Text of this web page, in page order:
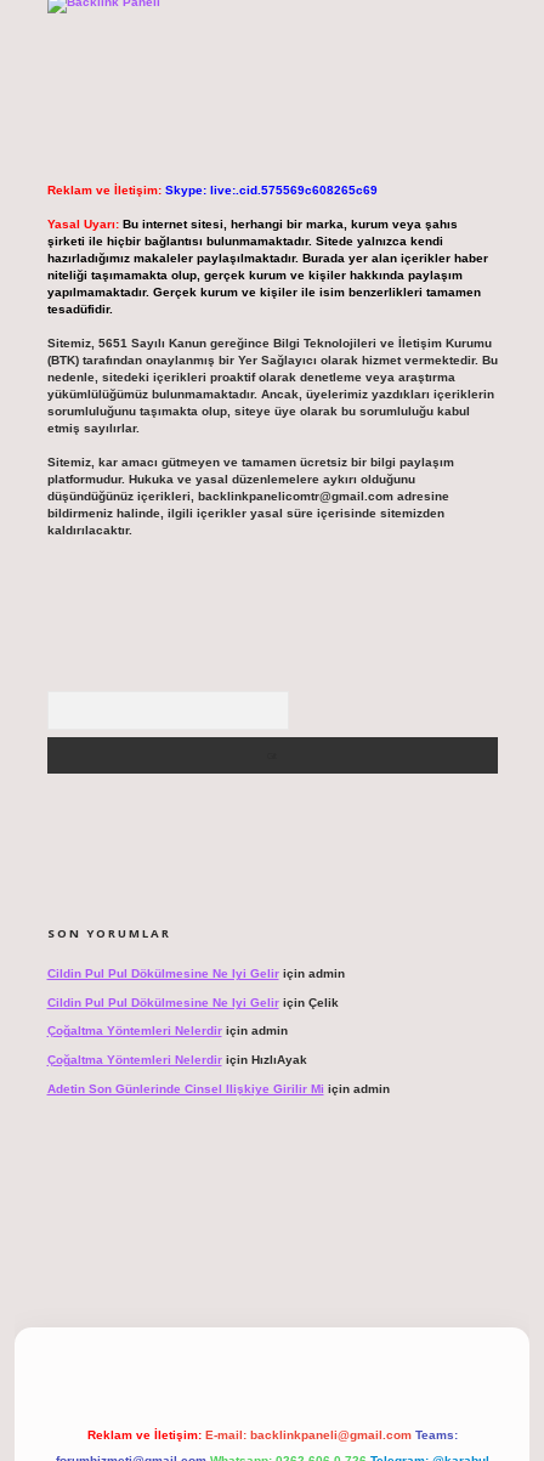
Reklam ve İletişim: Skype: live:.cid.575569c608265c69
Yasal Uyarı: Bu internet sitesi, herhangi bir marka, kurum veya şahıs
şirketi ile hiçbir bağlantısı bulunmamaktadır. Sitede yalnızca kendi
hazırladığımız makaleler paylaşılmaktadır. Burada yer alan içerikler haber
niteliği taşımamakta olup, gerçek kurum ve kişiler hakkında paylaşım
yapılmamaktadır. Gerçek kurum ve kişiler ile isim benzerlikleri tamamen
tesadüfidir.
Sitemiz, 5651 Sayılı Kanun gereğince Bilgi Teknolojileri ve İletişim Kurumu
(BTK) tarafından onaylanmış bir Yer Sağlayıcı olarak hizmet vermektedir. Bu
nedenle, sitedeki içerikleri proaktif olarak denetleme veya araştırma
yükümlülüğümüz bulunmamaktadır. Ancak, üyelerimiz yazdıkları içeriklerin
sorumluluğunu taşımakta olup, siteye üye olarak bu sorumluluğu kabul
etmiş sayılırlar.
Sitemiz, kar amacı gütmeyen ve tamamen ücretsiz bir bilgi paylaşım
platformudur. Hukuka ve yasal düzenlemelere aykırı olduğunu
düşündüğünüz içerikleri, backlinkpanelicomtr@gmail.comadresine
bildirmeniz halinde, ilgili içerikler yasal süre içerisinde sitemizden
kaldırılacaktır.
SON YORUMLAR
Cildin Pul Pul Dökülmesine Ne Iyi Geliriçin admin
Cildin Pul Pul Dökülmesine Ne Iyi Geliriçin Çelik
Çoğaltma Yöntemleri Nelerdiriçin admin
Çoğaltma Yöntemleri Nelerdiriçin HızlıAyak
Adetin Son Günlerinde Cinsel Ilişkiye Girilir Mi için admin
Reklam ve İletişim: E-mail: backlinkpaneli@gmail.com Teams: